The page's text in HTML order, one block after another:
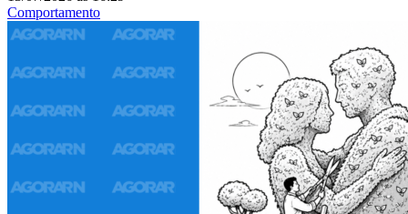
Comportamento